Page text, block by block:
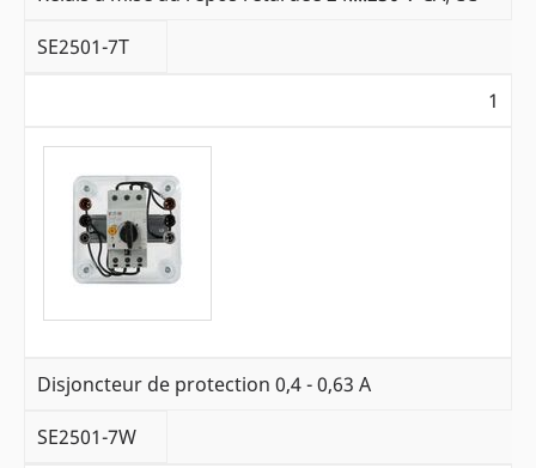
SE2501-7T
1
Disjoncteur de protection 0,4 - 0,63 A
SE2501-7W